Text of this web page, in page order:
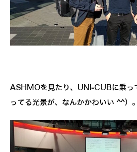
ASHMOを見たり、UNI-CUBに乗っ
ってる光景が、なんかかわいい ^^）。